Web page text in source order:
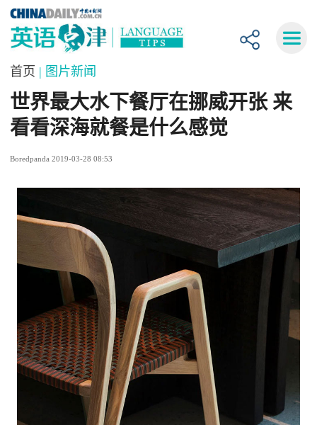
首页 | 图片新闻
世界最大水下餐厅在挪威开张 来
看看深海就餐是什么感觉
Boredpanda 2019-03-28 08:53